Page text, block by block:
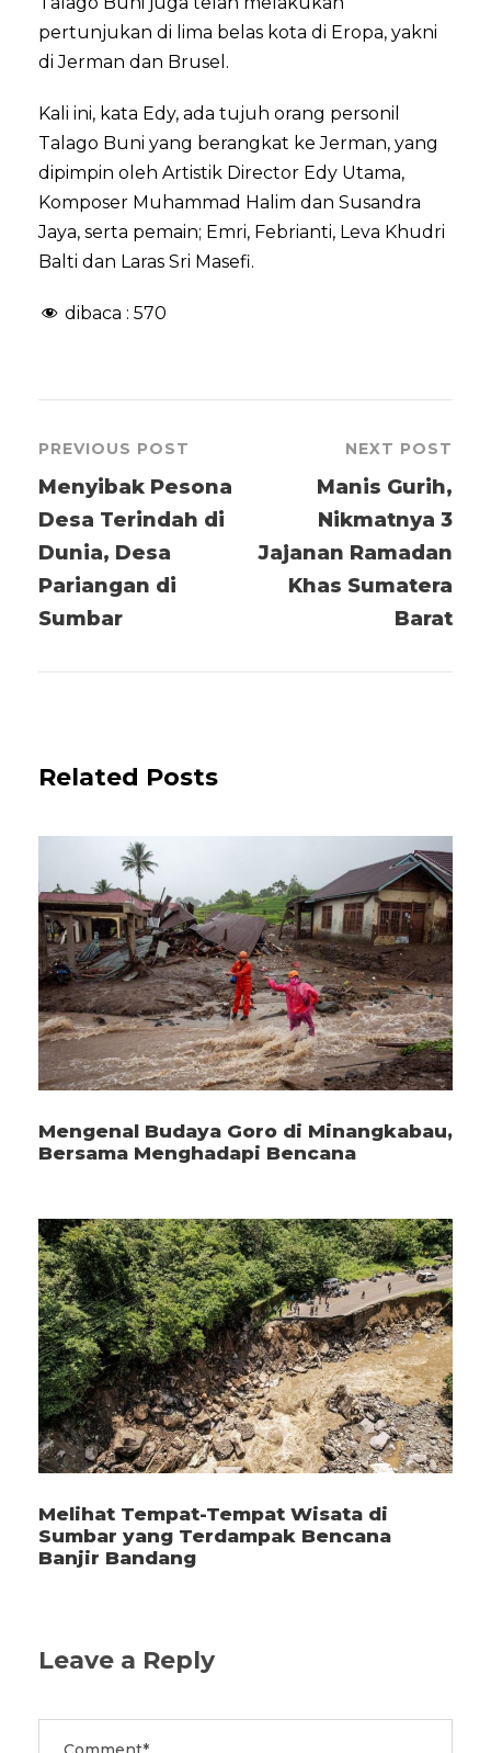
pertunjukan di lima belas kota di Eropa, yakni
di Jerman dan Brusel.
Kali ini, kata Edy, ada tujuh orang personil
Talago Buni yang berangkat ke Jerman, yang
dipimpin oleh Artistik Director Edy Utama,
Komposer Muhammad Halim dan Susandra
Jaya, serta pemain; Emri, Febrianti, Leva Khudri
Balti dan Laras Sri Masefi.
dibaca : 570
PREVIOUS POST
Menyibak Pesona
Desa Terindah di
Dunia, Desa
Pariangan di
Sumbar
NEXT POST
Manis Gurih,
Nikmatnya 3
Jajanan Ramadan
Khas Sumatera
Barat
Related Posts
Mengenal Budaya Goro di Minangkabau,
Bersama Menghadapi Bencana
Melihat Tempat-Tempat Wisata di
Sumbar yang Terdampak Bencana
Banjir Bandang
Leave a Reply